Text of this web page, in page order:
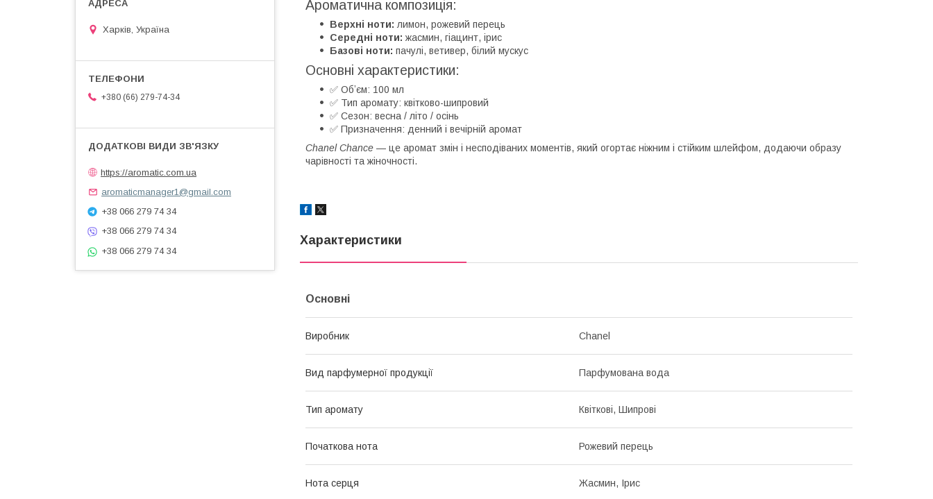
Ароматична композиція:
Верхні ноти: лимон, рожевий перець
Середні ноти: жасмин, гіацинт, ірис
Базові ноти: пачулі, ветивер, білий мускус
Основні характеристики:
✅ Обʼєм: 100 мл
✅ Тип аромату: квітково-шипровий
✅ Сезон: весна / літо / осінь
✅ Призначення: денний і вечірній аромат
Chanel Chance — це аромат змін і несподіваних моментів, який огортає ніжним і стійким шлейфом, додаючи образу
чарівності та жіночності.
Характеристики
Основні
Виробник Chanel
Вид парфумерної продукції Парфумована вода
Тип аромату Квіткові, Шипрові
Початкова нота Рожевий перець
Нота серця Жасмин, Ірис
Харків, Україна
+380 (66) 279-74-34
https://aromatic.com.ua
aromaticmanager1@gmail.com
+38 066 279 74 34
+38 066 279 74 34
+38 066 279 74 34